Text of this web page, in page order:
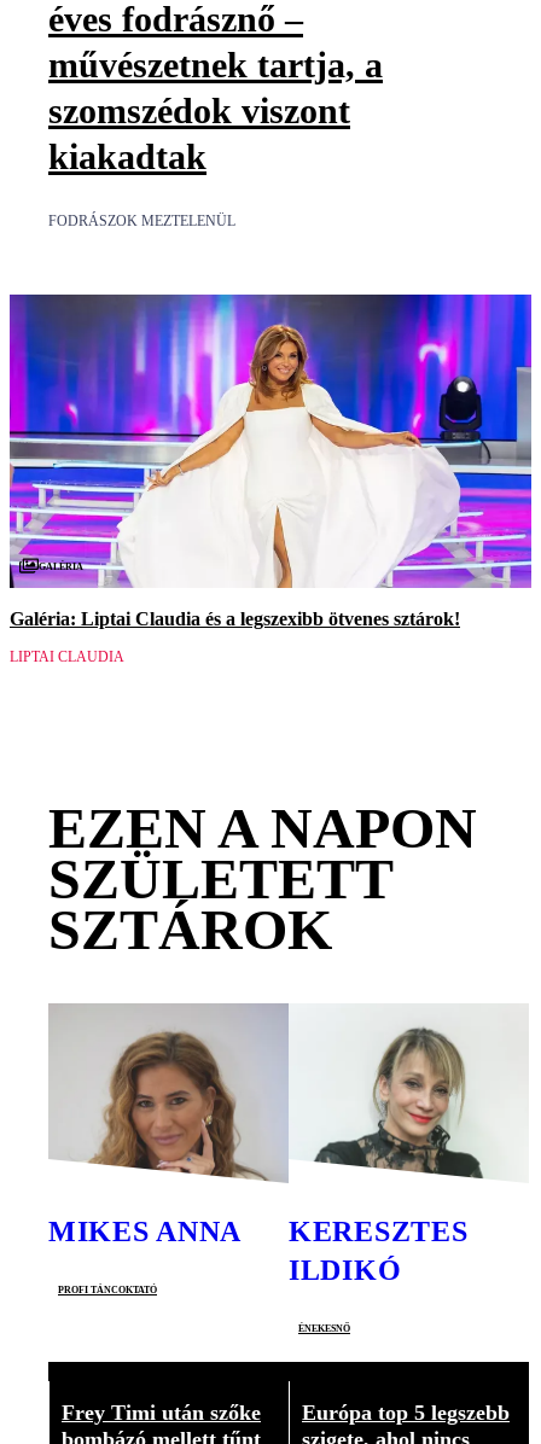
éves fodrásznő –
művészetnek tartja, a
szomszédok viszont
kiakadtak
FODRÁSZOK MEZTELENÜL
Galéria
Galéria: Liptai Claudia és a legszexibb ötvenes sztárok!
LIPTAI CLAUDIA
EZEN A NAPON
SZÜLETETT
SZTÁROK
MIKES ANNA
profi táncoktató
KERESZTES
ILDIKÓ
énekesnő
Frey Timi után szőke
bombázó mellett tűnt
Európa top 5 legszebb
szigete, ahol nincs